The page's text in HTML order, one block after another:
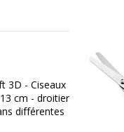
la couleur
3D - Ciseaux
cm - droitier
différentes